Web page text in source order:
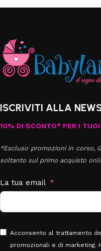
ISCRIVITI ALLA
10% DI SCONTO* PER I
*Escluso promozioni in corso,
soltanto sul primo acquisto
La tua email
Acconsento al trattamento
promozionali e di